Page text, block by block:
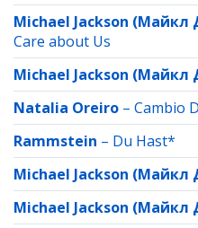
Michael Jackson (Майкл
Care about Us
Michael Jackson (Майкл
Natalia Oreiro – Cambio
Rammstein – Du Hast*
Michael Jackson (Майкл
Michael Jackson (Майкл